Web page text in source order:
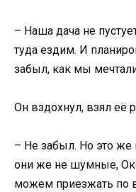
– Наша дача не
туда ездим. И
забыл, как мы
Он вздохнул, взял её
– Не забыл. Но это же
они же не шумные,
можем приезжать по